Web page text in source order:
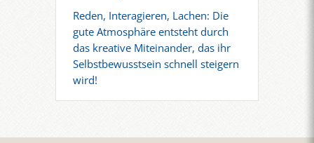
Reden, Interagieren, Lachen: Die
gute Atmosphäre entsteht durch
das kreative Miteinander, das ihr
Selbstbewusstsein schnell steigern
wird!